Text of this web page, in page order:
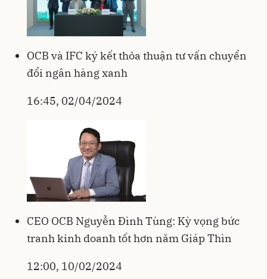
OCB và IFC ký kết thỏa thuận tư vấn chuyển
đổi ngân hàng xanh
16:45, 02/04/2024
CEO OCB Nguyễn Đình Tùng: Kỳ vọng bức
tranh kinh doanh tốt hơn năm Giáp Thìn
12:00, 10/02/2024